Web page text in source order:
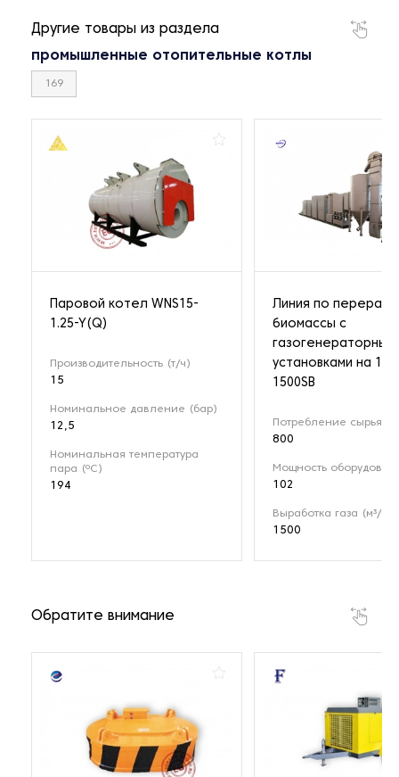
Другие товары из раздела
промышленные отопительные котлы
169
Паровой котел WNS15-
1.25-Y(Q)
Производительность (т/ч)
15
Номинальное давление (бар)
12,5
Номинальная температура
пара (ºС)
194
Линия по
биомассы с
установками на 1
1500SB
Потребление сырья
800
Мощность
102
Выработка газа (м³/ч)
1500
Обратите внимание